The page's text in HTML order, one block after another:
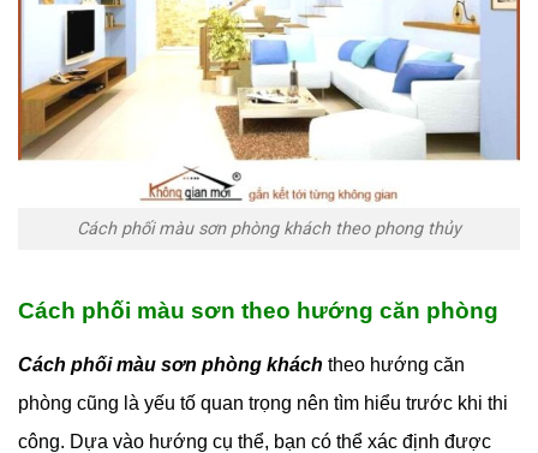
Cách phối màu sơn phòng khách theo phong thủy
Cách phối màu sơn theo hướng căn phòng
Cách phối màu sơn phòng khách theo hướng căn
phòng cũng là yếu tố quan trọng nên tìm hiểu trước khi thi
công. Dựa vào hướng cụ thể, bạn có thể xác định được